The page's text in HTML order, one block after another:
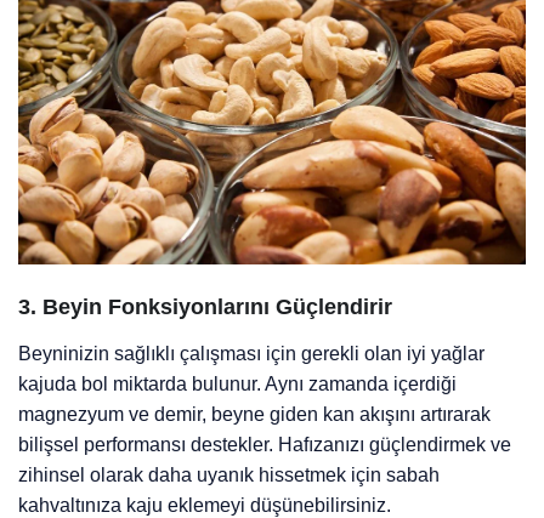
3. Beyin Fonksiyonlarını Güçlendirir
Beyninizin sağlıklı çalışması için gerekli olan iyi yağlar
kajuda bol miktarda bulunur. Aynı zamanda içerdiği
magnezyum ve demir, beyne giden kan akışını artırarak
bilişsel performansı destekler. Hafızanızı güçlendirmek ve
zihinsel olarak daha uyanık hissetmek için sabah
kahvaltınıza kaju eklemeyi düşünebilirsiniz.